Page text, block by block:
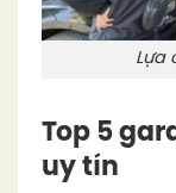
Lựa
Top 5
uy tín